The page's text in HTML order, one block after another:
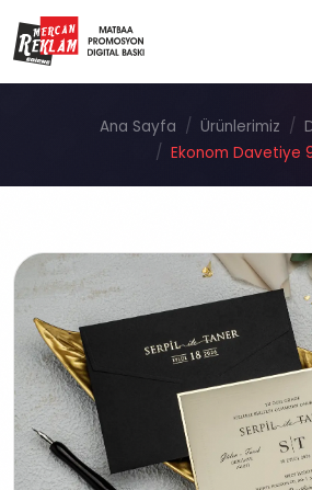
Ana Sayfa Ürünlerimiz
Ekonom Davetiye